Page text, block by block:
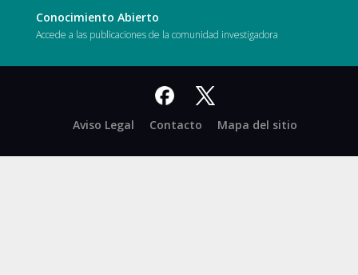
Conocimiento Abierto
Accede a las publicaciones de la comunidad investigadora
Aviso Legal Contacto Mapa del sitio